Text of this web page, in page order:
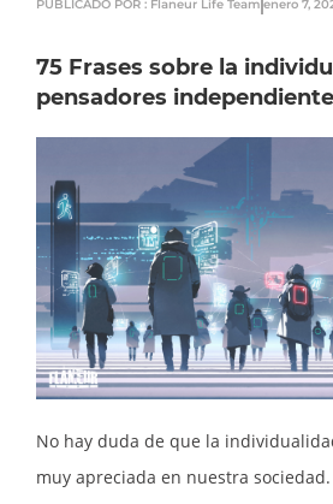
PUBLICADO POR : Flaneur Life Team enero 7,
75 Frases sobre la
pensadores
No hay duda de que la
muy apreciada en nuestra